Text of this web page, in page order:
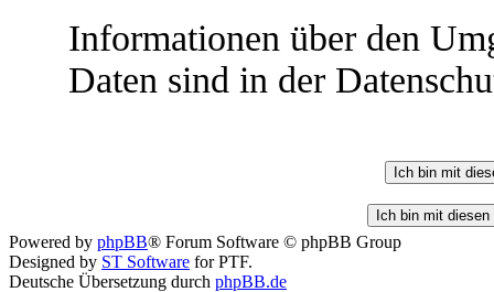
Informationen über den
Daten sind in der
Powered by phpBB® Forum Software © phpBB Group
Designed by ST Software for PTF.
Deutsche Übersetzung durch phpBB.de